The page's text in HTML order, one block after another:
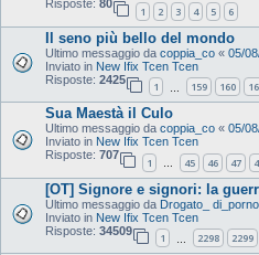
Risposte: 80
1 2 3 4 5 6
Il seno più bello del mondo
Ultimo messaggio da coppia_co « 05/
Inviato in New Ifix Tcen Tcen
Risposte: 2425
1 159 160
Sua Maestà il Culo
Ultimo messaggio da coppia_co « 05/
Inviato in New Ifix Tcen Tcen
Risposte: 707
1 … 45 46 47
[OT] Signore e signori: la
Ultimo messaggio da Drogato_ di_porno
Inviato in New Ifix Tcen Tcen
Risposte: 34509
1 2298 2299